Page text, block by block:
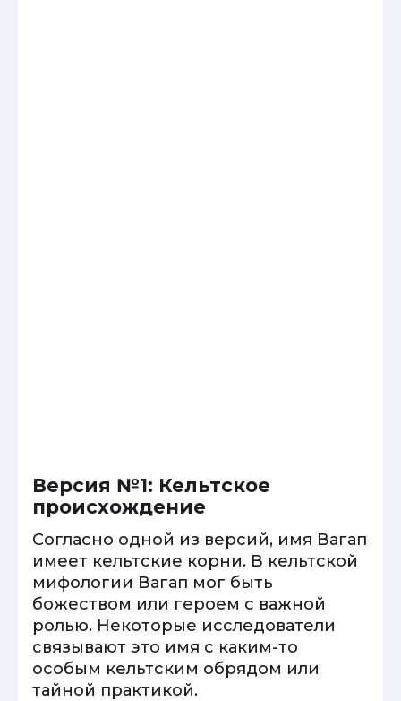
Версия №1: Кельтское
происхождение
Согласно одной из версий, имя Вагап
имеет кельтские корни. В кельтской
мифологии Вагап мог быть
божеством или героем с важной
ролью. Некоторые исследователи
связывают это имя с каким-то
особым кельтским обрядом или
тайной практикой.